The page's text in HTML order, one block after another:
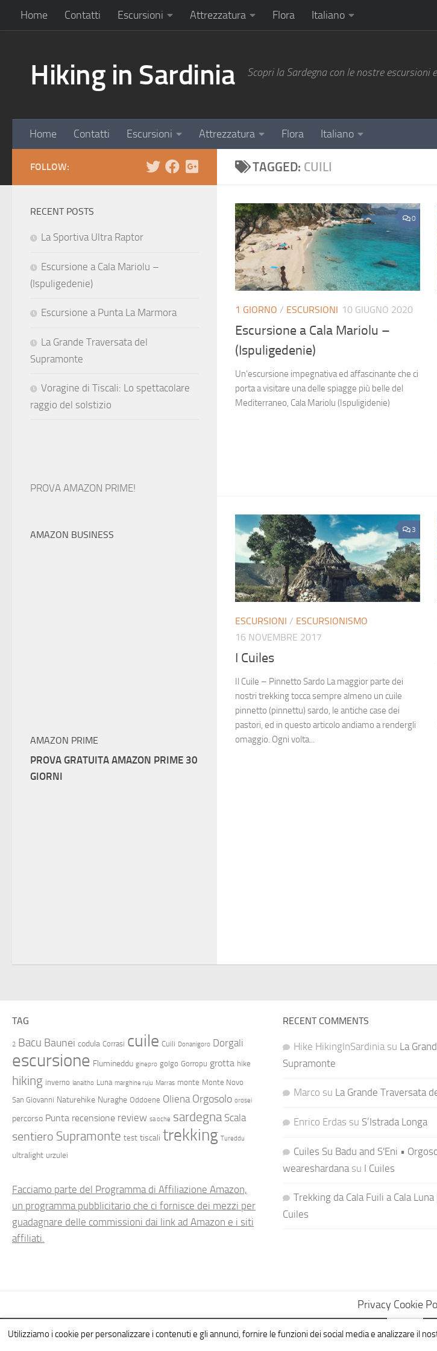
Home Contatti Escursioni Attrezzatura Flora Italiano
Hiking in Sardinia Scopri la Sardegna con le nostre escursioni
Home Contatti Escursioni Attrezzatura Flora Italiano
TAGGED: CUILI
0
1 GIORNO / ESCURSIONI 10 GIUGNO 2020
Escursione a Cala Mariolu –
(Ispuligedenie)
Un’escursione impegnativa ed affascinante che ci
porta a visitare una delle spiagge più belle del
Mediterraneo, Cala Mariolu (Ispuligidenie)
3
ESCURSIONI / ESCURSIONISMO
16 NOVEMBRE 2017
I Cuiles
Il Cuile – Pinnetto Sardo La maggior parte dei
nostri trekking tocca sempre almeno un cuile
pinnetto (pinnettu) sardo, le antiche case dei
pastori, ed in questo articolo andiamo a rendergli
omaggio. Ogni volta...
FOLLOW:
RECENT POSTS
La Sportiva Ultra Raptor
Escursione a Cala Mariolu –
(Ispuligedenie)
Escursione a Punta La Marmora
La Grande Traversata del
Supramonte
Voragine di Tiscali: Lo spettacolare
raggio del solstizio
PROVA AMAZON PRIME!
AMAZON BUSINESS
AMAZON PRIME
PROVA GRATUITA AMAZON PRIME 30
GIORNI
TAG
2 Bacu Baunei codula Corrasi cuile Cuili Donanigoro Dorgali
escursione Flumineddu ginepro golgo Gorropu grotta hike
hiking inverno lanaitho Luna marghine ruju Marras monte Monte Novo
San Giovanni Naturehike Nuraghe Oddoene Oliena Orgosolo orosei
percorso Punta recensione review sa oche sardegna Scala
sentiero Supramonte test tiscali trekking Tureddu
ultralight urzulei
Facciamo parte del Programma di Affiliazione Amazon,
un programma pubblicitario che ci fornisce dei mezzi per
guadagnare delle commissioni dai link ad Amazon e i siti
affiliati.
RECENT COMMENTS
Hike HikingInSardiniasu La
Supramonte
Marco su La Grande Traversata
Enrico Erdas su S’Istrada Longa
Cuiles Su Badu and S'Eni •
weareshardanasu I Cuiles
Trekking da Cala Fuili a Cala
Cuiles
Privacy Cookie
Utilizziamo i cookie per personalizzare i contenuti e gli annunci, fornire le funzioni dei social media e analizzare il